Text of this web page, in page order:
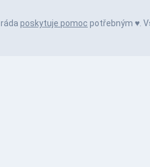
poskytuje pomoc potřebným ♥️.